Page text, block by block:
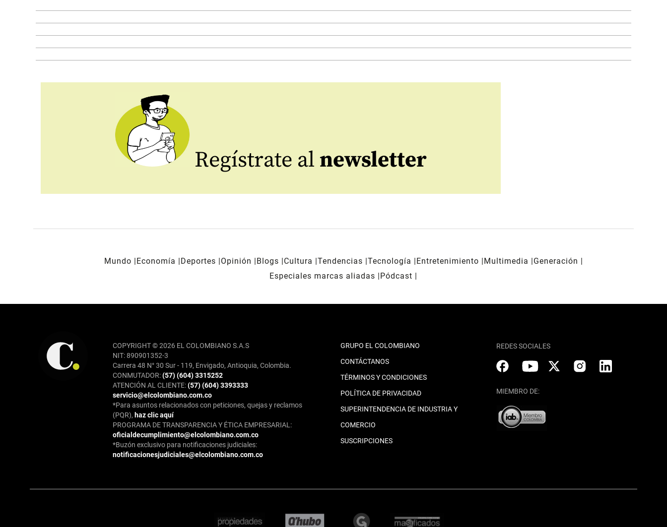
Regístrate al newsletter
Mundo Economía Deportes Opinión Blogs Cultura Tendencias Tecnología Entretenimiento Multimedia
Generación
Especiales marcas aliadas
Pódcast
COPYRIGHT © 2026 EL COLOMBIANO S.A.S
NIT: 890901352-3
Carrera 48 N° 30 Sur - 119, Envigado, Antioquia, Colombia.
CONMUTADOR:(57) (604) 3315252
ATENCIÓN AL CLIENTE:(57) (604) 3393333
servicio@elcolombiano.com.co
*Para asuntos relacionados con peticiones, quejas y reclamos
(PQR), haz clic aquí
PROGRAMA DE TRANSPARENCIA Y ÉTICA EMPRESARIAL:
oficialdecumplimiento@elcolombiano.com.co
*Buzón exclusivo para notificaciones judiciales:
notificacionesjudiciales@elcolombiano.com.co
GRUPO EL COLOMBIANO
CONTÁCTANOS
TÉRMINOS Y CONDICIONES
POLÍTICA DE PRIVACIDAD
SUPERINTENDENCIA DE INDUSTRIA Y
COMERCIO
SUSCRIPCIONES
REDES SOCIALES
MIEMBRO DE: